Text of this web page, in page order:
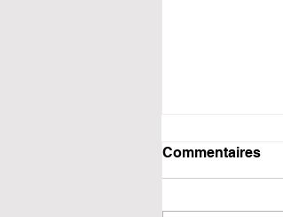
Commentaires